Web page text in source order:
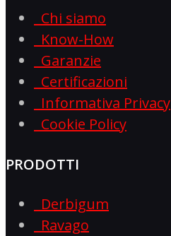
Chi siamo
Know-How
Garanzie
Certificazioni
Informativa Privacy
Cookie Policy
PRODOTTI
Derbigum
Ravago